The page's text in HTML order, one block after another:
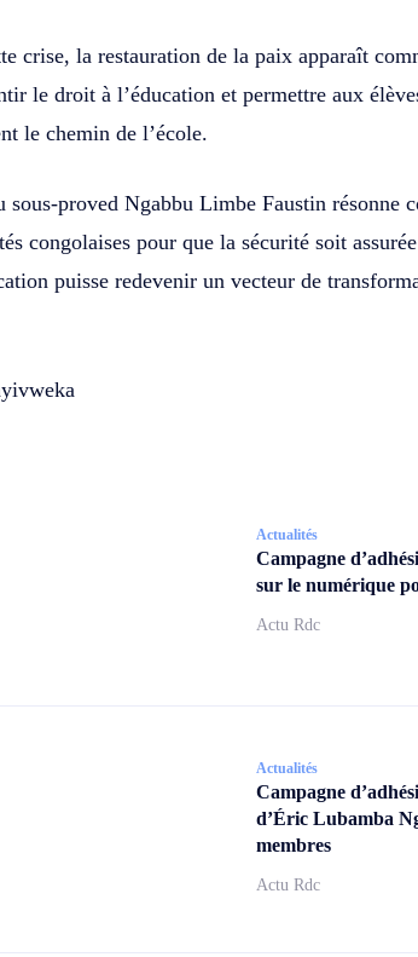
crise, la restauration de la paix apparaît
le droit à l’éducation et permettre aux
le chemin de l’école.
sous-proved Ngabbu Limbe Faustin résonne
congolaises pour que la sécurité soit
puisse redevenir un vecteur de
Actualités
Campagne
sur le numérique
Actu Rdc
Actualités
Campagne
d’Éric Lubamba
membres
Actu Rdc